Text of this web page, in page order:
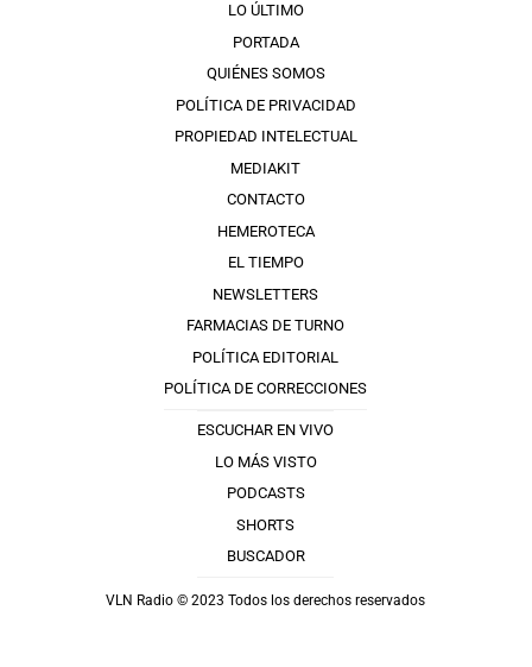
LO ÚLTIMO
PORTADA
QUIÉNES SOMOS
POLÍTICA DE PRIVACIDAD
PROPIEDAD INTELECTUAL
MEDIAKIT
CONTACTO
HEMEROTECA
EL TIEMPO
NEWSLETTERS
FARMACIAS DE TURNO
POLÍTICA EDITORIAL
POLÍTICA DE CORRECCIONES
ESCUCHAR EN VIVO
LO MÁS VISTO
PODCASTS
SHORTS
BUSCADOR
VLN Radio © 2023 Todos los derechos reservados